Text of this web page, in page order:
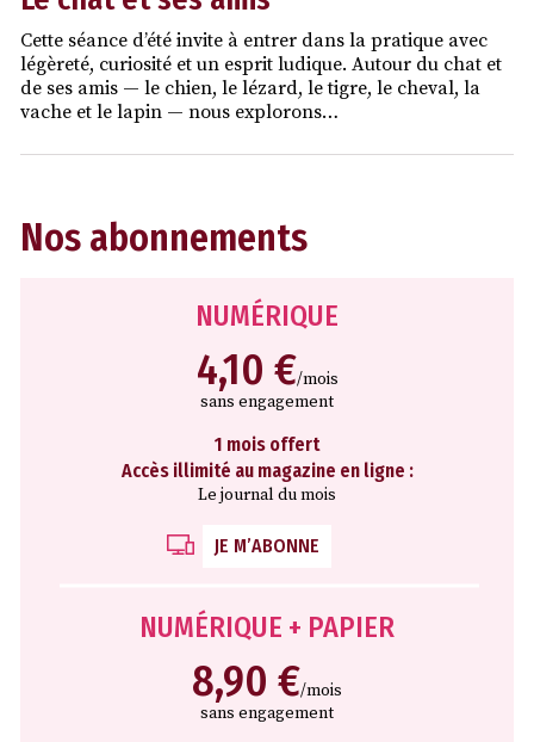
Cette séance d’été invite à entrer dans la pratique avec
légèreté, curiosité et un esprit ludique. Autour du chat et
de ses amis — le chien, le lézard, le tigre, le cheval, la
vache et le lapin — nous explorons…
Nos abonnements
NUMÉRIQUE
4,10 €/mois
sans engagement
1 mois offert
Accès illimité au magazine en ligne :
Le journal du mois
JE M’ABONNE
NUMÉRIQUE + PAPIER
8,90 €/mois
sans engagement